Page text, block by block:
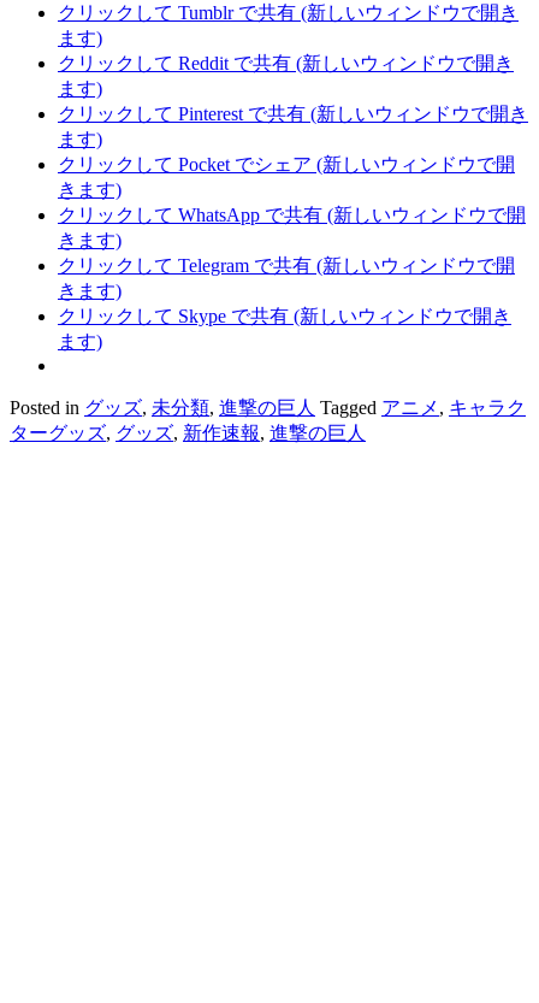
クリックして Tumblr で共有 (新しいウィンドウで開き
ます)
クリックして Reddit で共有 (新しいウィンドウで開き
ます)
クリックして Pinterest で共有 (新しいウィンドウで開き
ます)
クリックして Pocket でシェア (新しいウィンドウで開
きます)
クリックして WhatsApp で共有 (新しいウィンドウで開
きます)
クリックして Telegram で共有 (新しいウィンドウで開
きます)
クリックして Skype で共有 (新しいウィンドウで開き
ます)
Posted in グッズ, 未分類, 進撃の巨人 Tagged アニメ , キャラク
ターグッズ, グッズ, 新作速報, 進撃の巨人